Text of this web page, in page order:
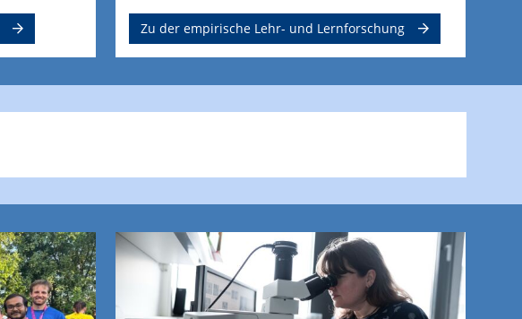
Zu der empirische Lehr- und Lernforschung